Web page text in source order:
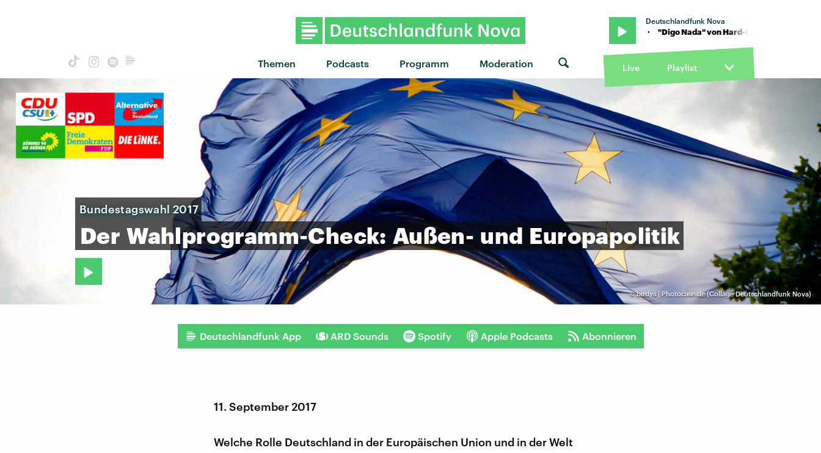
Themen Podcasts Programm Moderation
Deutschlandfunk Nova
"Digo Nada" von Hard-Fi feat. Mike Kalle · "Digo Nada" von Hard-Fi feat. Mike Kalle · "Digo
Live Playlist
©birdys | Photocase.de (Collage Deutschlandfunk Nova)
Bundestagswahl 2017
Der Wahlprogramm-Check: Außen- und Europapolitik
Deutschlandfunk App ARD Sounds Spotify Apple Podcasts Abonnieren
11. September 2017
Welche Rolle Deutschland in der Europäischen Union und in der Welt